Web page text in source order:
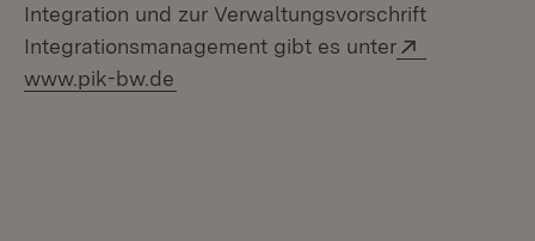
Integration und zur Verwaltungsvorschrift
Integrationsmanagement gibt es unter
www.pik-bw.de